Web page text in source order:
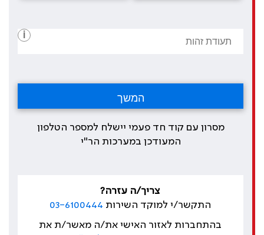
i
מסרון עם קוד חד פעמי יישלח למספר הטלפון
המעודכן במערכות הר"י
צריך/ה עזרה?
התקשר/י למוקד השירות 03-6100444
בהתחברות לאזור האישי את/ה מאשר/ת את